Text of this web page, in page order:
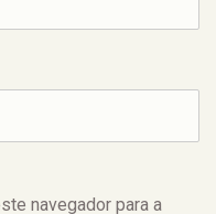
navegador para a